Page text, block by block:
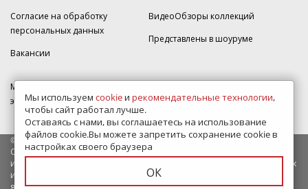
Согласие на обработку
персональных данных
Вакансии
ВидеоОбзоры коллекций
Представлены в шоуруме
МКАД 2км внешняя сторона, д. 2, ТРЦ "Шоколад" (РИО) Реутов, -1
этаж, магазин Плитка-SDVK.
© 2009—2026 г. Все права защищены
Обращаем Ваше внимание на то, что данный интернет-сайт носит
исключительно информационный характер и ни при каких условиях
информационные материалы и цены, размещенные на сайте, не
являются публичной офертой, определяемой положениями Статьи
Мы используем cookieи рекомендательные технологии,
чтобы сайт работал лучше.
Оставаясь с нами, вы соглашаетесь на использование
файлов cookie.Вы можете запретить сохранение cookie в
настройках своего браузера
ОК